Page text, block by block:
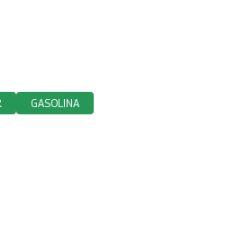
GASOLINA